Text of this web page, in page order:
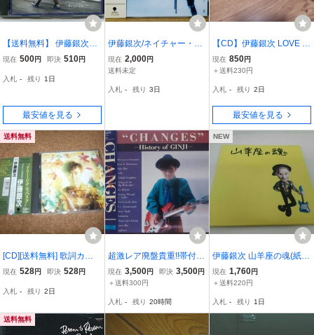
【送料無料】 伊藤銀次
「ハイパー／ハイパー」
現在 500円 即決 510円
入札 - 残り 1日
最安値を見る
伊藤銀次/ネイチャー・ボ
ーイ★角丸帯(3200円 税
表記なし)★シティポップ
純 柴山好正 国吉良一 村
現在 2,000円
送料未定
入札 - 残り 3日
【CD】伊藤銀次 LOVE P
ARADE ラブパレード 佐
野元春と彼のバンド、
AT3の片寄明人ら、豪華
なゲストが参加
現在 850円
＋送料230円
入札 - 残り 2日
最安値を見る
送料無料
[CD][送料無料] 歌詞カー
ドなし 伊藤銀次 ドリー
abesque レンタル品
現在 528円 即決 528円
入札 - 残り 2日
超激レア廃盤貴重!!帯付廃
盤CD/伊藤銀次/CHANGE
S-History of GINJI/名曲多!
現在 3,500円 即決 3,500円
＋送料300円
入札 - 残り 20時間
NEW
伊藤銀次 山羊座の魂(紙ジ
ャケット仕様)
現在 1,760円
＋送料220円
入札 - 残り 1日
送料無料